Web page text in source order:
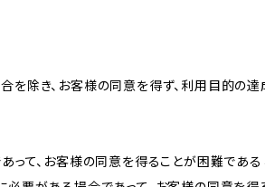
を除き、お客様の同意を得ず、利用目的の
って、お客様の同意を得ることが困難である